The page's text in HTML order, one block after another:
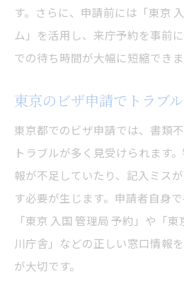
す。さらに、申請前には「東京
ム」を活用し、来庁予約を事前
での待ち時間が大幅に短縮できま
東京のビザ申請でトラブ
東京都でのビザ申請では、書類
トラブルが多く見受けられます
報が不足していたり、記入ミス
す必要が生じます。申請者自身
「東京 入国 管理局 予約」や「
川庁舎」などの正しい窓口情報
が大切です。